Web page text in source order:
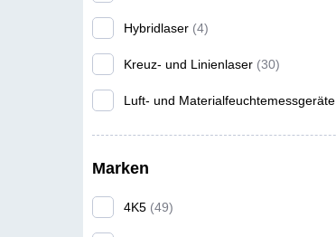
Hybridlaser (4)
Kreuz- und Linienlaser (30)
Luft- und Materialfeuchtemessgeräte
Neigungsmesser(15)
Rotationslaser
Temperaturmessgeräte
Marken
4K5 (49)